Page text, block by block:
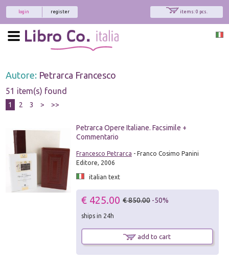
items: 0 pcs.
register
login
Autore: Petrarca Francesco
51 item(s) found
1 2 3 > >>
Petrarca Opere Italiane. Facsimile +
Commentario
Francesco Petrarca - Franco Cosimo Panini
Editore, 2006
italian text
€ 425.00 € 850.00 -50%
ships in 24h
add to cart